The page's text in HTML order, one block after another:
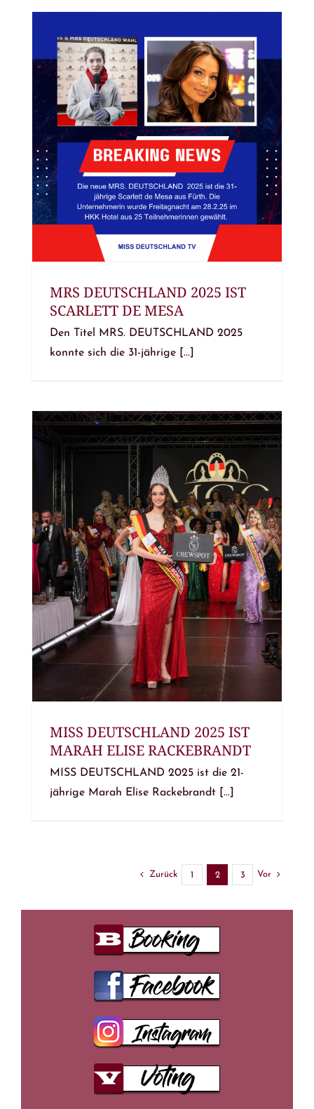
MRS DEUTSCHLAND 2025 IST
SCARLETT DE MESA
Den Titel MRS. DEUTSCHLAND 2025
konnte sich die 31-jährige [...]
MISS DEUTSCHLAND 2025 IST
MARAH ELISE RACKEBRANDT
MISS DEUTSCHLAND 2025 ist die 21-
jährige Marah Elise Rackebrandt [...]
Zurück 1 2 3 Vor